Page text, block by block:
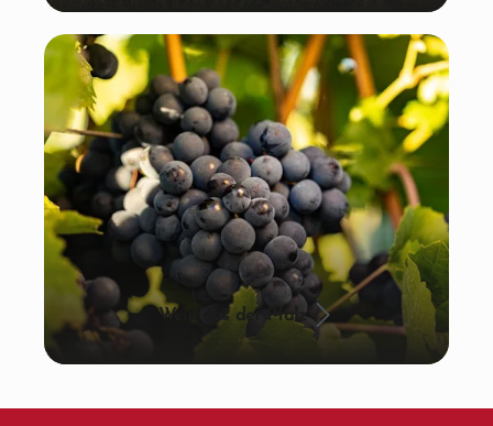
Wein aus der Pfalz